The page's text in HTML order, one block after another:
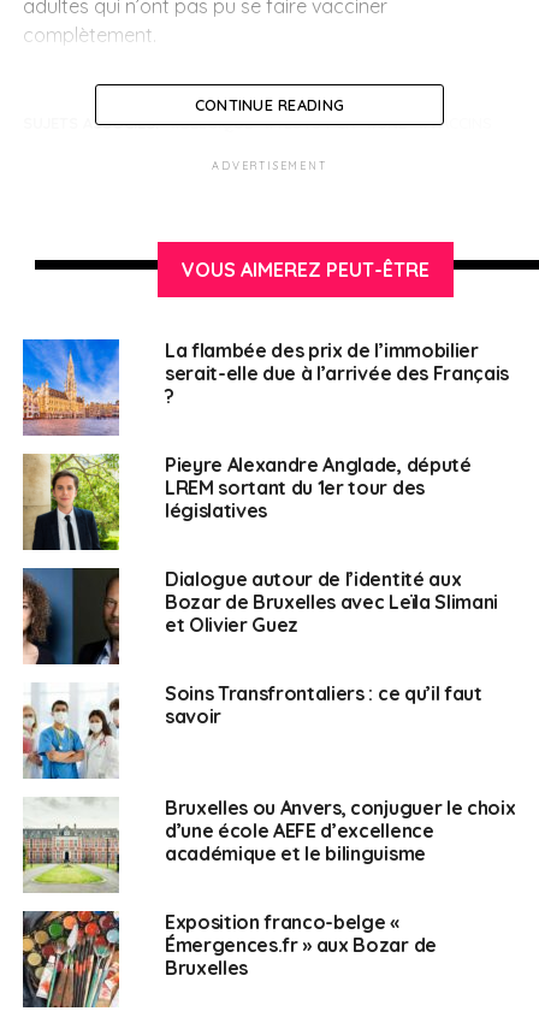
adultes qui n’ont pas pu se faire vacciner
complètement.
SUJETS ASSOCIÉS: BELGIQUE TESTS PCR UNE VACCINS
CONTINUE READING
ADVERTISEMENT
VOUS AIMEREZ PEUT-ÊTRE
La flambée des prix de l’immobilier
serait-elle due à l’arrivée des Français
?
Pieyre Alexandre Anglade, député
LREM sortant du 1er tour des
législatives
Dialogue autour de l’identité aux
Bozar de Bruxelles avec Leïla Slimani
et Olivier Guez
Soins Transfrontaliers : ce qu’il faut
savoir
Bruxelles ou Anvers, conjuguer le choix
d’une école AEFE d’excellence
académique et le bilinguisme
Exposition franco-belge «
Émergences.fr » aux Bozar de
Bruxelles